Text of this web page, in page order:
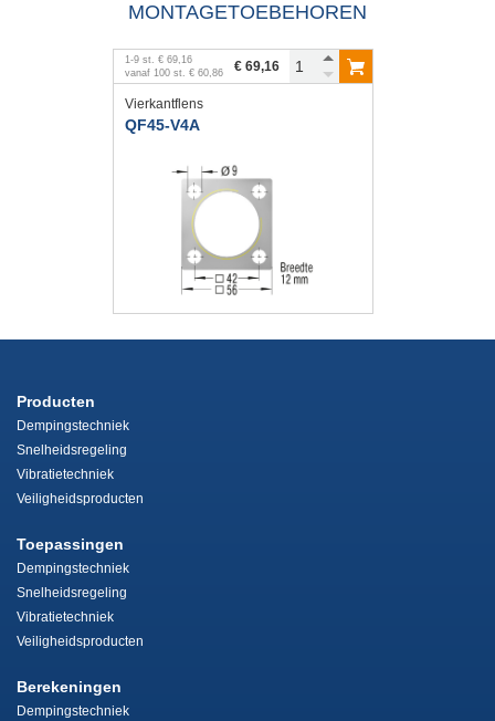
MONTAGETOEBEHOREN
1-9 st. € 69,16
vanaf 100 st. € 60,86 € 69,16
Vierkantflens
QF45-V4A
Producten
Dempingstechniek
Snelheidsregeling
Vibratietechniek
Veiligheidsproducten
Toepassingen
Dempingstechniek
Snelheidsregeling
Vibratietechniek
Veiligheidsproducten
Berekeningen
Dempingstechniek